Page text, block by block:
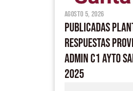
agosto 5, 2026
PUBLICADAS
RESPUESTAS
ADMIN C1 AYTO
2025